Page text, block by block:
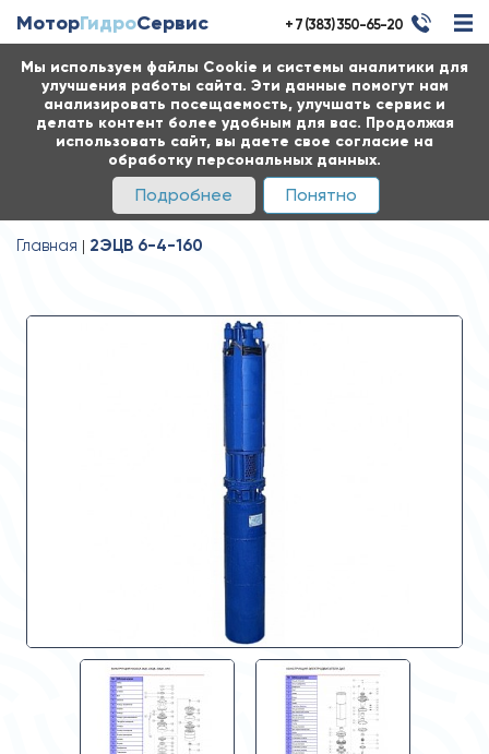
Мы используем файлы Cookie и системы аналитики для
улучшения работы сайта. Эти данные помогут нам
анализировать посещаемость, улучшать сервис и
делать контент более удобным для вас. Продолжая
использовать сайт, вы даете свое согласие на
обработку персональных данных.
Подробнее Понятно
МоторГидроСервис + 7 (383) 350-65-20
Главная 2ЭЦВ 6-4-160